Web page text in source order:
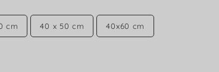
cm 40 x 50 cm 40x60 cm